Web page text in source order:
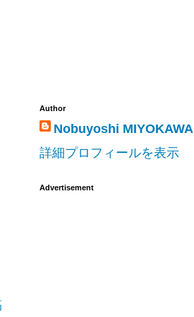
Author
Nobuyoshi MIYOKAWA
詳細プロフィールを表示
Advertisement